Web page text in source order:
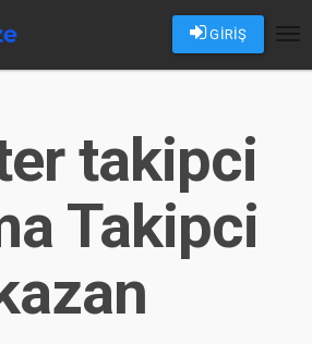
GİRİŞ
takipci
Takipci